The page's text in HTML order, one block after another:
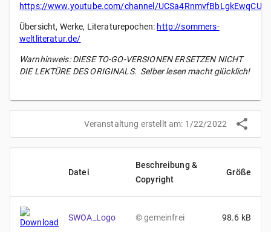
https://www.youtube.com/channel/
Übersicht, Werke, Literaturepochen: http://sommers-
weltliteratur.de/
Warnhinweis: DIESE TO-GO-VERSIONEN ERSETZEN NICHT
DIE LEKTÜRE DES ORIGINALS. Selber lesen macht glücklich!
Veranstaltung erstellt am: 1/22/2022
Datei
Beschreibung &
Copyright
Größe
SWOA_Logo ©gemeinfrei 98.6 kB